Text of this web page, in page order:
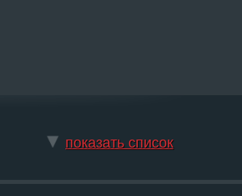
показать список